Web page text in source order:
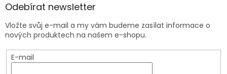
Odebírat newsletter
Vložte svůj e-mail a my vám budeme zasílat informace o
nových produktech na našem e-shopu.
E-mail